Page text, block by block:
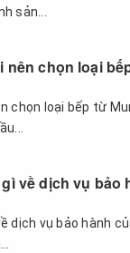
sản...
nên chọn loại
chọn loại bếp từ
về dịch vụ bảo
dịch vụ bảo hành